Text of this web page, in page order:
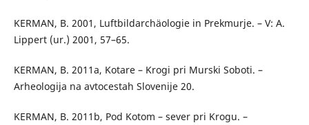
KERMAN, B. 2001, Luftbildarchäologie in Prekmurje. – V: A.
Lippert (ur.) 2001, 57–65.
KERMAN, B. 2011a, Kotare – Krogi pri Murski Soboti. –
Arheologija na avtocestah Slovenije 20.
KERMAN, B. 2011b, Pod Kotom – sever pri Krogu. –